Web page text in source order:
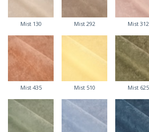
Mist 130 Mist 292 Mist 312
Mist 435 Mist 510 Mist 625